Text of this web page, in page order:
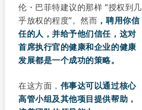
伦・巴菲特建议的那样 “授权到几
乎放权的程度”。然而 ，聘用你信
任的人，并给予他们信任，这对
首席执行官的健康和企业的健康
发展都是一个成功的策略。
在这方面， 伟事达可以通过核心
高管小组及其他项目提供帮助，